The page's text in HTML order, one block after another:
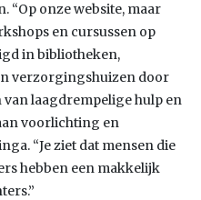
“Op onze website, maar
en cursussen op
in bibliotheken,
verzorgingshuizen door
van laagdrempelige hulp en
voorlichting en
“Je ziet dat mensen die
hebben een makkelijk